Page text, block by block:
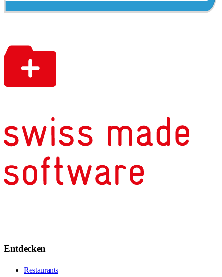
Entdecken
Restaurants